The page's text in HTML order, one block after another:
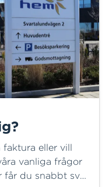
eller vill
vanliga frågor
får du snabbt svar